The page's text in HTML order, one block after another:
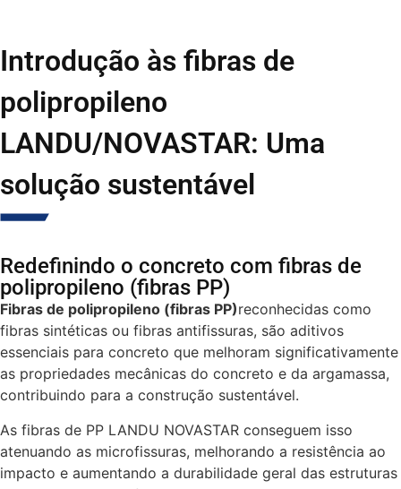
Introdução às fibras de
polipropileno
LANDU/NOVASTAR: Uma
solução sustentável
Redefinindo o concreto com fibras de
polipropileno (fibras PP)
Fibras de polipropileno (fibras PP)reconhecidas como
fibras sintéticas ou fibras antifissuras, são aditivos
essenciais para concreto que melhoram significativamente
as propriedades mecânicas do concreto e da argamassa,
contribuindo para a construção sustentável.
As fibras de PP LANDU NOVASTAR conseguem isso
atenuando as microfissuras, melhorando a resistência ao
impacto e aumentando a durabilidade geral das estruturas